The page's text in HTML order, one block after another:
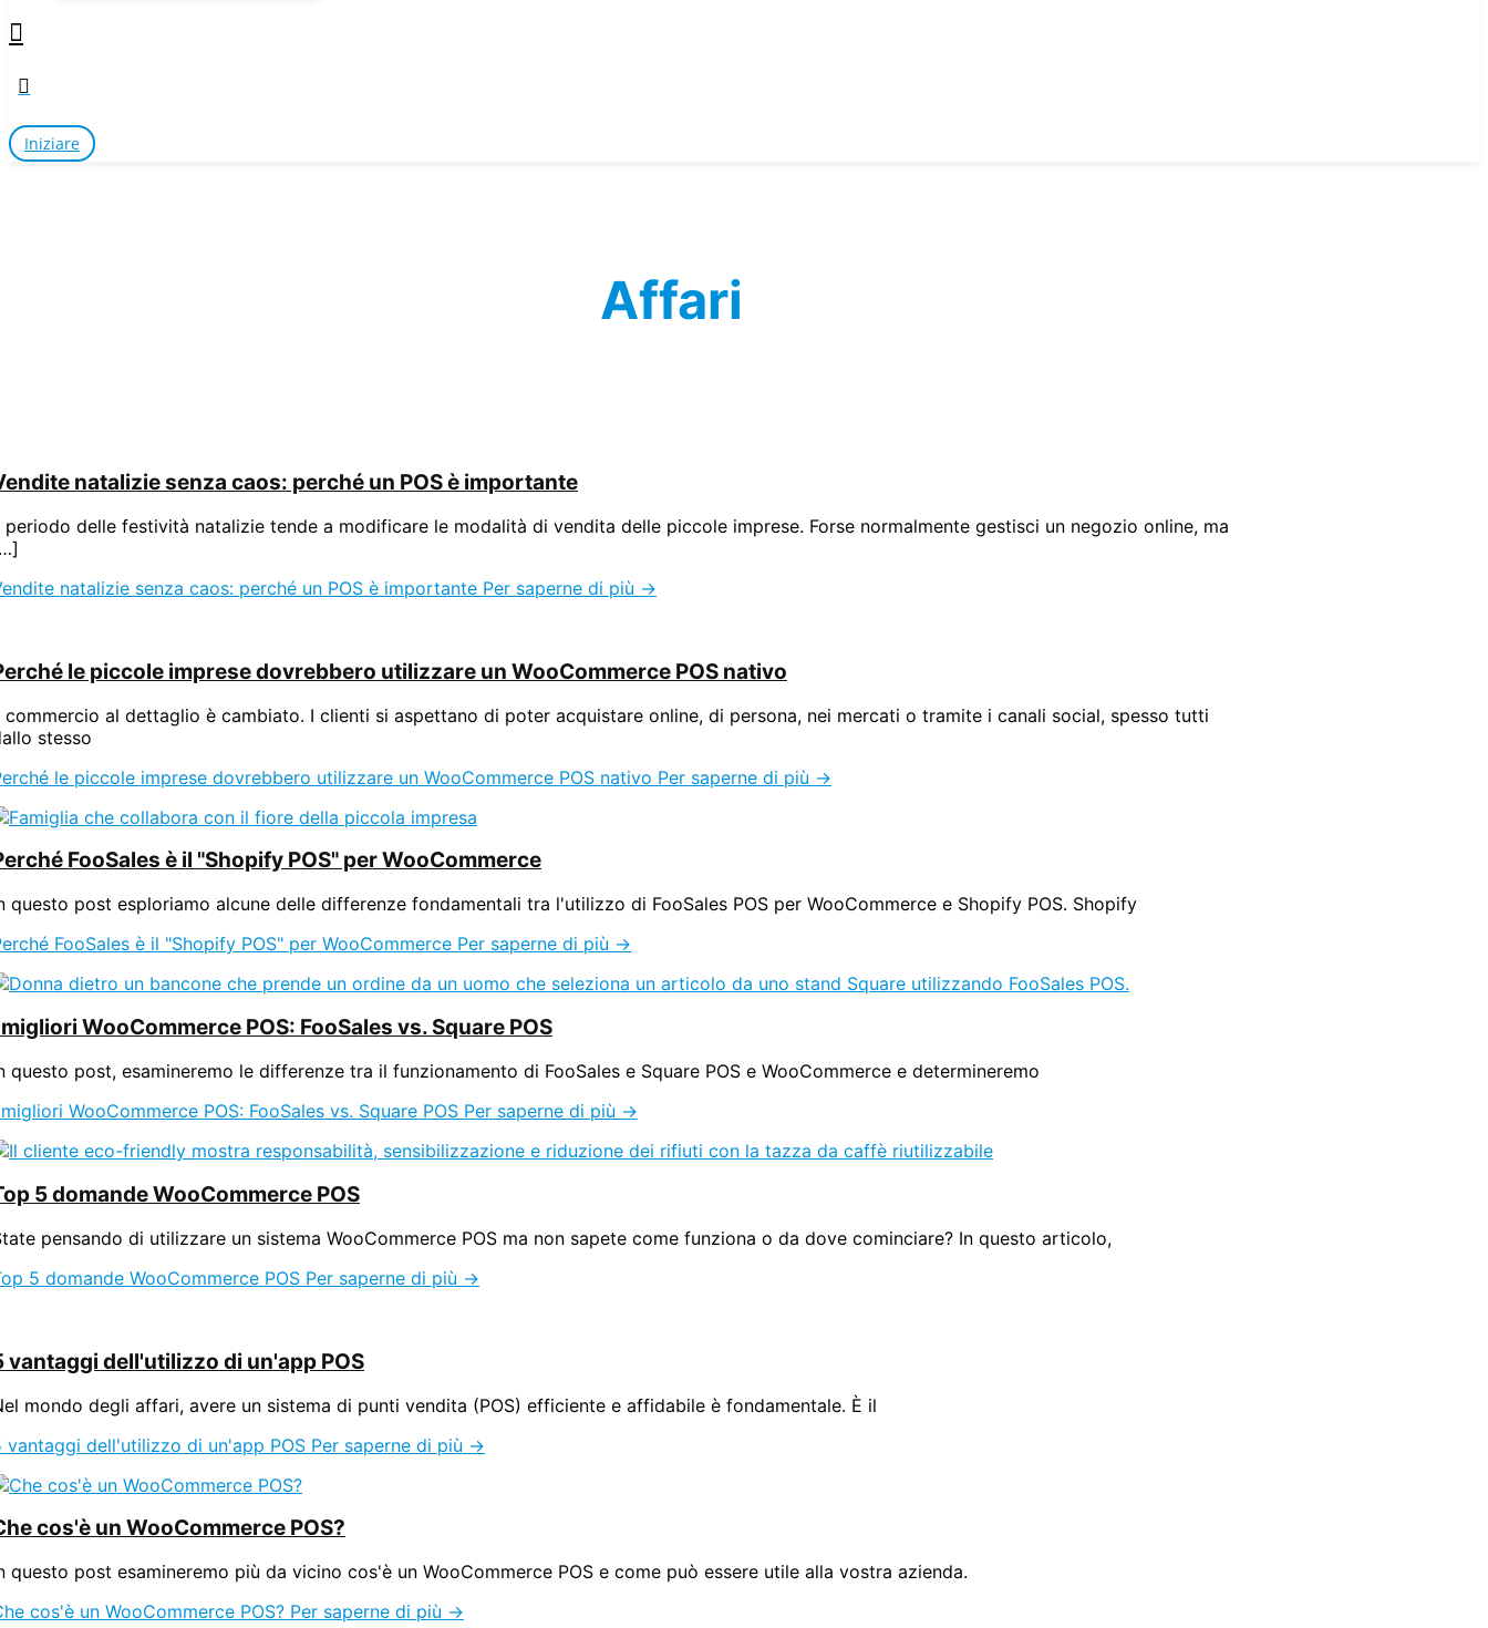
Iniziare
Affari
natalizie senza caos: perché un POS è importante
periodo delle festività natalizie tende a modificare le modalità di vendita delle piccole imprese. Forse normalmente gestisci un negozio online, ma
natalizie senza caos: perché un POS è importante Per saperne di più →
le piccole imprese dovrebbero utilizzare un WooCommerce POS nativo
commercio al dettaglio è cambiato. I clienti si aspettano di poter acquistare online, di persona, nei mercati o tramite i canali social, spesso tutti
stesso
le piccole imprese dovrebbero utilizzare un WooCommerce POS nativo Per saperne di più →
FooSales è il "Shopify POS" per WooCommerce
questo post esploriamo alcune delle differenze fondamentali tra l'utilizzo di FooSales POS per WooCommerce e Shopify POS. Shopify
FooSales è il "Shopify POS" per WooCommerce Per saperne di più →
WooCommerce POS: FooSales vs. Square POS
questo post, esamineremo le differenze tra il funzionamento di FooSales e Square POS e WooCommerce e determineremo
WooCommerce POS: FooSales vs. Square POS Per saperne di più →
5 domande WooCommerce POS
pensando di utilizzare un sistema WooCommerce POS ma non sapete come funziona o da dove cominciare? In questo articolo,
5 domande WooCommerce POS Per saperne di più →
vantaggi dell'utilizzo di un'app POS
mondo degli affari, avere un sistema di punti vendita (POS) efficiente e affidabile è fondamentale. È il
vantaggi dell'utilizzo di un'app POS Per saperne di più →
cos'è un WooCommerce POS?
questo post esamineremo più da vicino cos'è un WooCommerce POS e come può essere utile alla vostra azienda.
cos'è un WooCommerce POS? Per saperne di più →